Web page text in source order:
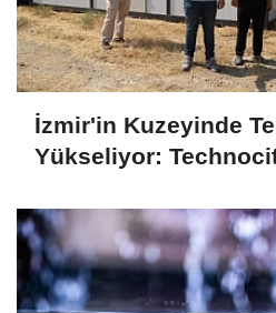
İzmir'in Kuzeyinde
Yükseliyor: